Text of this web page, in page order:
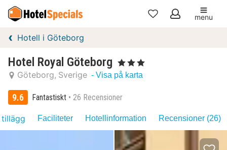
Mina
menu
Hotell i Göteborg
Hotel Royal Göteborg , 3 Stjärnor
Göteborg Sverige - Visa på karta
9.6 Fantastiskt 26 Recensioner
Faciliteter Hotellinformation Recensioner (26)